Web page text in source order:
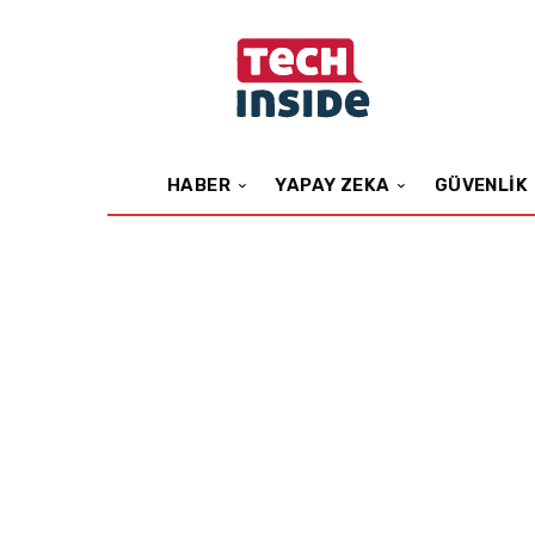
HABER YAPAY ZEKA GÜVENLIK